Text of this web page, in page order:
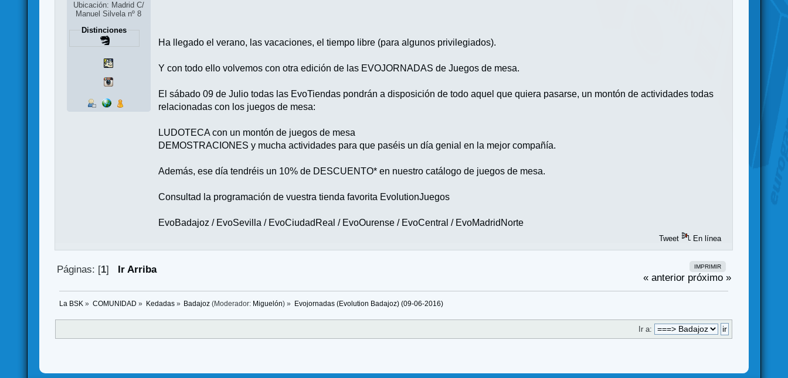
Ubicación: Madrid C/
Manuel Silvela nº 8
Distinciones
Ha llegado el verano, las vacaciones, el tiempo libre (para algunos privilegiados).
Y con todo ello volvemos con otra edición de las EVOJORNADAS de Juegos de mesa.
El sábado 09 de Julio todas las EvoTiendas pondrán a disposición de todo aquel que quiera pasarse, un montón de actividades todas
relacionadas con los juegos de mesa:
LUDOTECA con un montón de juegos de mesa
DEMOSTRACIONES y mucha actividades para que paséis un día genial en la mejor compañía.
Además, ese día tendréis un 10% de DESCUENTO* en nuestro catálogo de juegos de mesa.
Consultad la programación de vuestra tienda favorita EvolutionJuegos
EvoBadajoz / EvoSevilla / EvoCiudadReal / EvoOurense / EvoCentral / EvoMadridNorte
Tweet En línea
IMPRIMIR
Páginas: [1] Ir Arriba
« anterior próximo »
La BSK » COMUNIDAD » Kedadas» Badajoz (Moderador: Miguelón) » Evojornadas (Evolution Badajoz) (09-06-2016)
Ir a: